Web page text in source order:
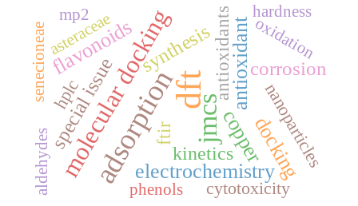
dft
adsorption jmcs
molecular docking copper
antioxidant
electrochemistry
flavonoids
docking
corrosion
synthesis
special issue
kinetics
antioxidants
ftir
cytotoxicity
hplc nanoparticles
oxidation
asteraceae
senecioneae
hardness
mp2
aldehydes phenols